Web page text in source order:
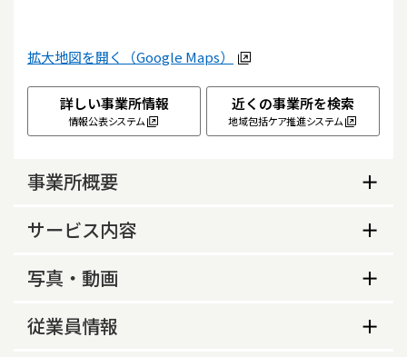
拡大地図を開く（Google Maps）
詳しい事業所情報
情報公表システム
近くの事業所を検索
地域包括ケア推進システム
事業所概要
事業所概要
月、火、水、木、金
その他の年間休日
サービス内容
サービス内容
神奈川県、東京都
写真・動画
事業所の特色等
従業員情報